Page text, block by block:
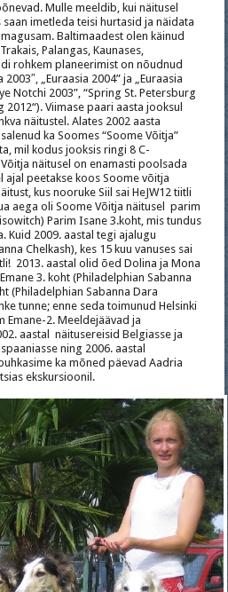
Mulle meeldib, kui näitusel
imetleda teisi hurtasid ja näidata
Baltimaadest olen käinud
Palangas, Kaunases,
rohkem planeerimist on nõudnud
„Euraasia 2004” ja „Euraasia
Notchi 2003”, “Spring St. Petersburg
2012“). Viimase paari aasta jooksul
näitustel. Alates 2002 aasta
ka Soomes “Soome Võitja”
mil kodus jooksis ringi 8 C-
näitusel on enamasti poolsada
ajal peetakse koos Soome võitja
kus nooruke Siil sai HeJW12 tiitli
aega oli Soome Võitja näitusel parim
Parim Isane 3.koht, mis tundus
Kuid 2009. aastal tegi ajalugu
Chelkash), kes 15 kuu vanuses sai
2013. aastal olid õed Dolina ja Mona
3. koht (Philadelphian Sabanna
(Philadelphian Sabanna Dara
tunne; enne seda toimunud Helsinki
Emane-2. Meeldejäävad ja
aastal näitusereisid Belgiasse ja
ning 2006. aastal
ka mõned päevad Aadria
ekskursioonil.